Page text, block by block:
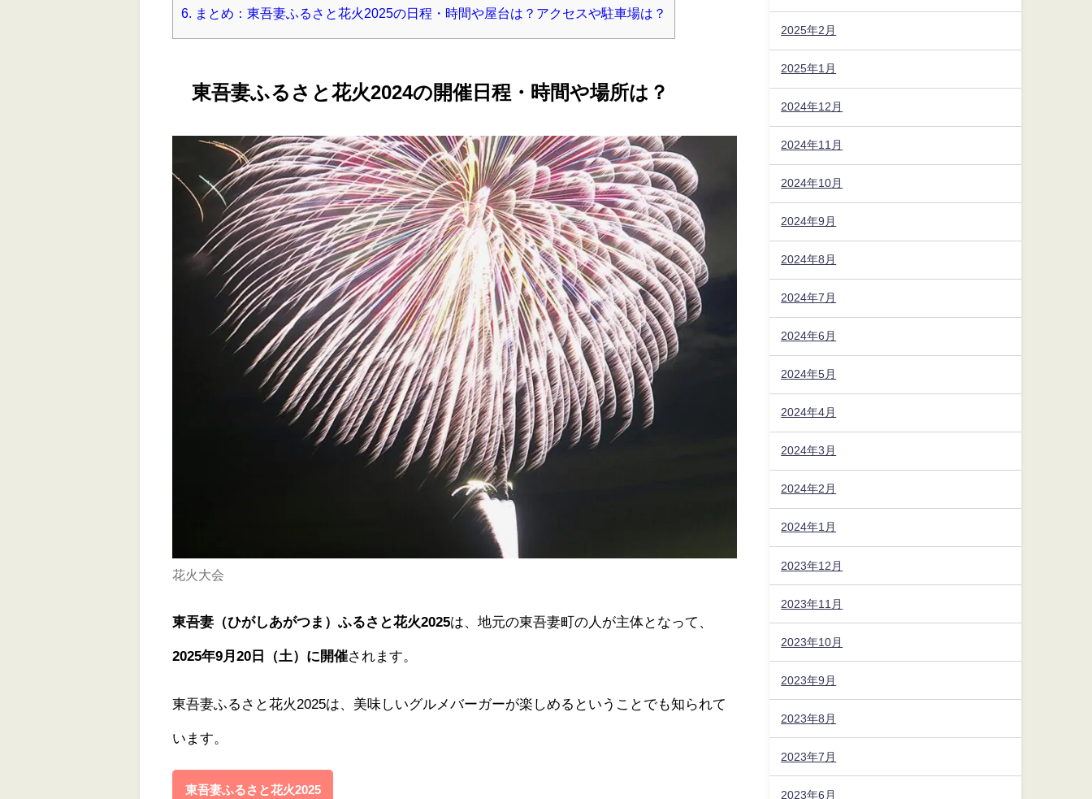
6. まとめ：東吾妻ふるさと花火2025の日程・時間や屋台は？アクセスや駐車場は？
東吾妻ふるさと花火2024の開催日程・時間や場所は？
花火大会
東吾妻（ひがしあがつま）ふるさと花火2025は、地元の東吾妻町の人が主体となって、
2025年9月20日（土）に開催されます。
東吾妻ふるさと花火2025は、美味しいグルメバーガーが楽しめるということでも知られて
います。
東吾妻ふるさと花火2025
2025年2月
2025年1月
2024年12月
2024年11月
2024年10月
2024年9月
2024年8月
2024年7月
2024年6月
2024年5月
2024年4月
2024年3月
2024年2月
2024年1月
2023年12月
2023年11月
2023年10月
2023年9月
2023年8月
2023年7月
2023年6月